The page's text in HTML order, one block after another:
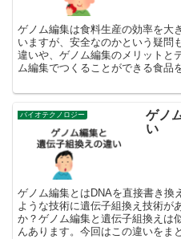
ゲノム編集は食料生産の効率を大
いますが、安全なのかという疑問
違いや、ゲノム編集のメリットと
ム編集でつくることができる食品
バイオテクノロジー
ゲノ
い
ゲノム編集とはDNAを直接書き換
ような技術に遺伝子組換え技術が
か？ゲノム編集と遺伝子組換えは
んあります。今回はこの違いをま